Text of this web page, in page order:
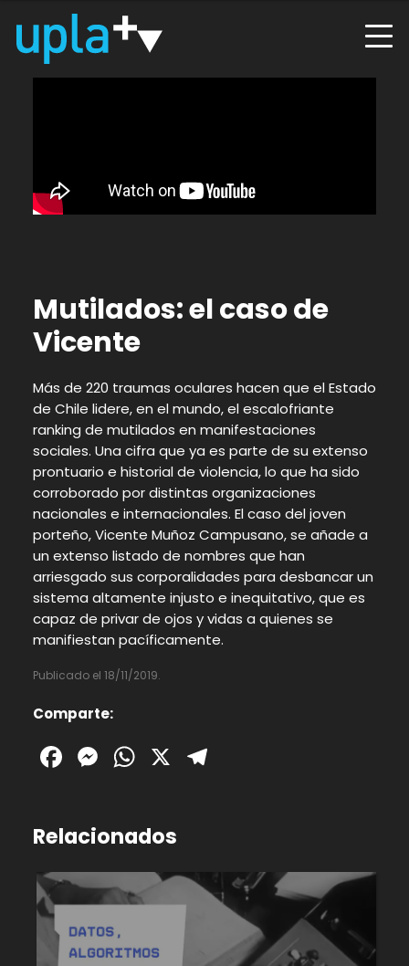
Mutilados: el caso de
Vicente
Más de 220 traumas oculares hacen que el Estado
de Chile lidere, en el mundo, el escalofriante
ranking de mutilados en manifestaciones
sociales. Una cifra que ya es parte de su extenso
prontuario e historial de violencia, lo que ha sido
corroborado por distintas organizaciones
nacionales e internacionales. El caso del joven
porteño, Vicente Muñoz Campusano, se añade a
un extenso listado de nombres que han
arriesgado sus corporalidades para desbancar un
sistema altamente injusto e inequitativo, que es
capaz de privar de ojos y vidas a quienes se
manifiestan pacíficamente.
Publicado el 18/11/2019.
Comparte:
Facebook
Messenger
WhatsApp
X
Relacionados